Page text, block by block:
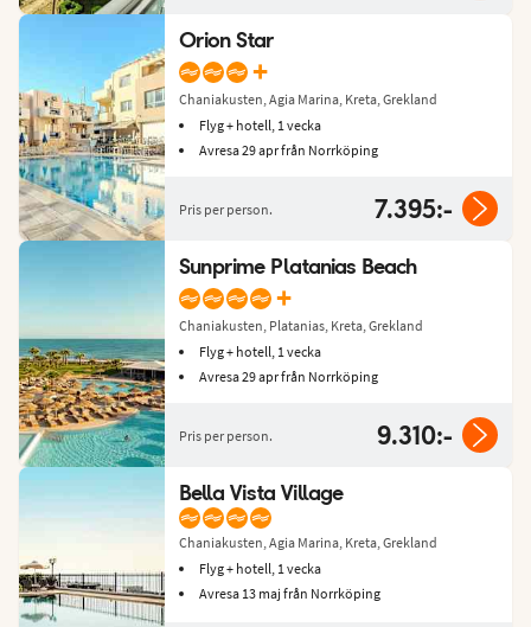
Orion Star
+
Chaniakusten, Agia Marina, Kreta, Grekland
Flyg + hotell, 1 vecka
Avresa 29 apr från Norrköping
Pris per person. 7.395:-
Sunprime Platanias Beach
+
Chaniakusten, Platanias, Kreta, Grekland
Flyg + hotell, 1 vecka
Avresa 29 apr från Norrköping
Pris per person. 9.310:-
Bella Vista Village
Chaniakusten, Agia Marina, Kreta, Grekland
Flyg + hotell, 1 vecka
Avresa 13 maj från Norrköping